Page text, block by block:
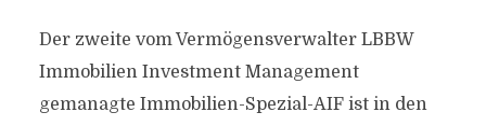
Der zweite vom Vermögensverwalter LBBW
Immobilien Investment Management
gemanagte Immobilien-Spezial-AIF ist in den